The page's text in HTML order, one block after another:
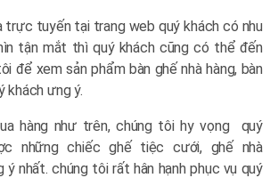
trực tuyến tại trang web quý khách có nhu
tận mắt thì quý khách cũng có thể đến
để xem sản phẩm bàn ghế nhà hàng, bàn
khách ưng ý.
hàng như trên, chúng tôi hy vọng quý
những chiếc ghế tiệc cưới, ghế nhà
ý nhất. chúng tôi rất hân hạnh phục vụ quý